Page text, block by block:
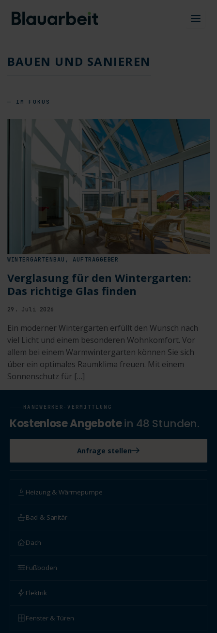
Inhalt
springen
BAUEN UND SANIEREN
— IM FOKUS
WINTERGARTENBAU, AUFTRAGGEBER
Verglasung für den Wintergarten:
Das richtige Glas finden
29. Juli 2026
Ein moderner Wintergarten erfüllt den Wunsch nach
viel Licht und einem besonderen Wohnkomfort. Vor
allem bei einem Warmwintergarten können Sie sich
über ein optimales Raumklima freuen. Mit einem
Sonnenschutz für […]
HANDWERKER-VERMITTLUNG
Kostenlose Angebotein 48 Stunden.
Anfrage stellen
Heizung & Wärmepumpe
Bad & Sanitär
Dach
Fußboden
Elektrik
Fenster & Türen